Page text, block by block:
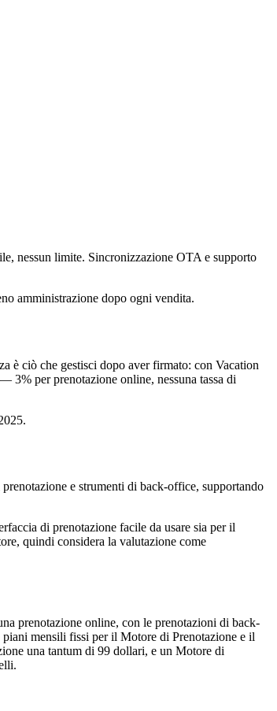
nessun limite. Sincronizzazione OTA e supporto
amministrazione dopo ogni vendita.
è ciò che gestisci dopo aver firmato: con Vacation
per prenotazione online, nessuna tassa di
e strumenti di back-office, supportando
di prenotazione facile da usare sia per il
quindi considera la valutazione come
prenotazione online, con le prenotazioni di back-
piani mensili fissi per il Motore di Prenotazione e il
una tantum di 99 dollari, e un Motore di